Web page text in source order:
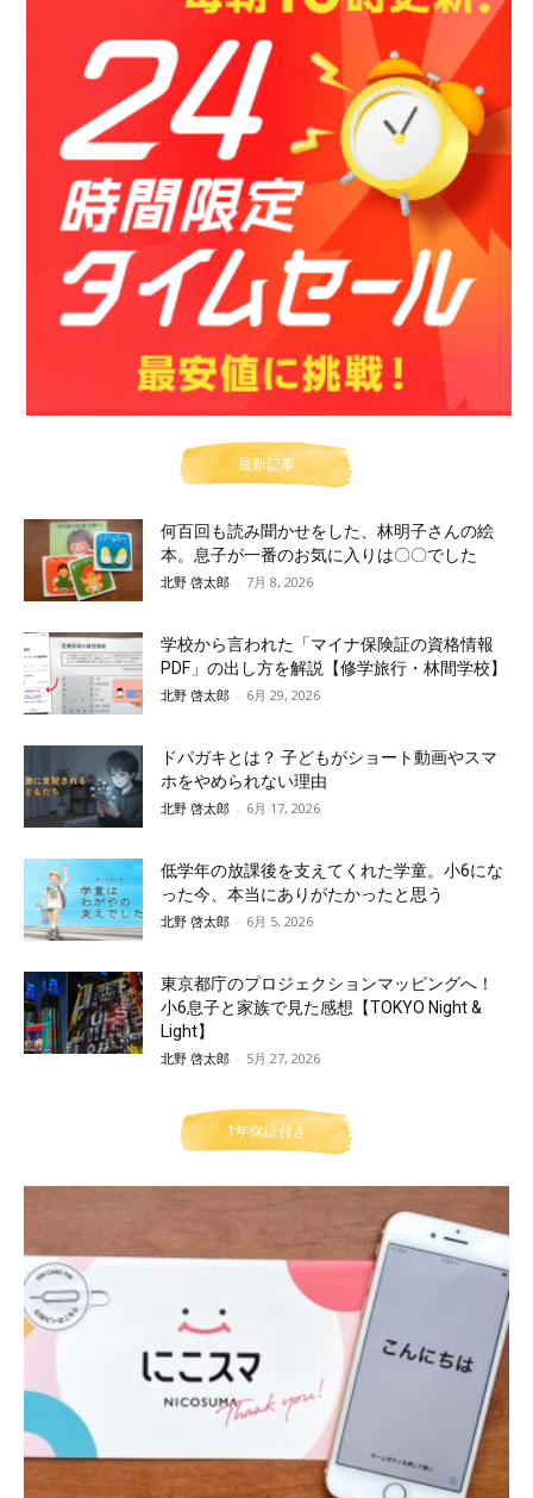
最新記事
何百回も読み聞かせをした、林明子さんの絵
本。息子が一番のお気に入りは〇〇でした
北野 啓太郎 - 7月 8, 2026
学校から言われた「マイナ保険証の資格情報
PDF」の出し方を解説【修学旅行・林間学校】
北野 啓太郎 - 6月 29, 2026
ドパガキとは？ 子どもがショート動画やスマ
ホをやめられない理由
北野 啓太郎 - 6月 17, 2026
低学年の放課後を支えてくれた学童。小6にな
った今、本当にありがたかったと思う
北野 啓太郎 - 6月 5, 2026
東京都庁のプロジェクションマッピングへ！
小6息子と家族で見た感想【TOKYO Night &
Light】
北野 啓太郎 - 5月 27, 2026
1年保証付き